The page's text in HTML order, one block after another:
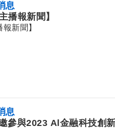
息
播報新聞】
新聞】
息
參與2023 Al金融科技創